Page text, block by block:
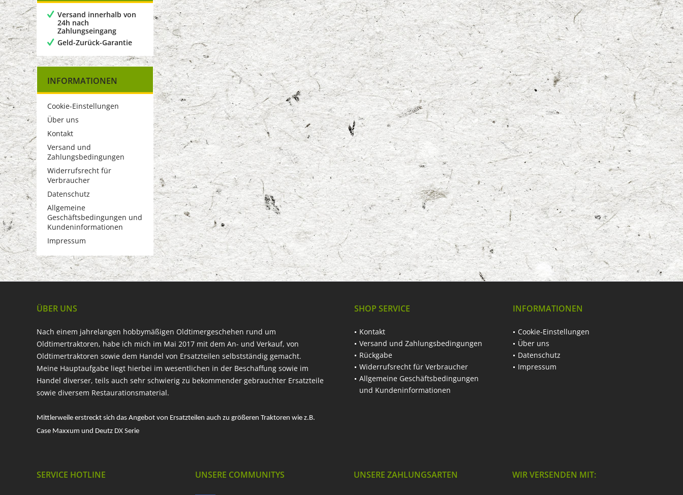
Versand innerhalb von
24h nach
Zahlungseingang
Geld-Zurück-Garantie
INFORMATIONEN
Cookie-Einstellungen
Über uns
Kontakt
Versand und
Zahlungsbedingungen
Widerrufsrecht für
Verbraucher
Datenschutz
Allgemeine
Geschäftsbedingungen und
Kundeninformationen
Impressum
ÜBER UNS
Nach einem jahrelangen hobbymäßigen Oldtimergeschehen rund um
Oldtimertraktoren, habe ich mich im Mai 2017 mit dem An- und Verkauf, von
Oldtimertraktoren sowie dem Handel von Ersatzteilen selbstständig gemacht.
Meine Hauptaufgabe liegt hierbei im wesentlichen in der Beschaffung sowie im
Handel diverser, teils auch sehr schwierig zu bekommender gebrauchter Ersatzteile
sowie diversem Restaurationsmaterial.
Mittlerweile erstreckt sich das Angebot von Ersatzteilen auch zu größeren Traktoren wie z.B.
Case Maxxum und Deutz DX Serie
SHOP SERVICE
Kontakt
Versand und Zahlungsbedingungen
Rückgabe
Widerrufsrecht für Verbraucher
Allgemeine Geschäftsbedingungen
und Kundeninformationen
INFORMATIONEN
Cookie-Einstellungen
Über uns
Datenschutz
Impressum
SERVICE HOTLINE UNSERE COMMUNITYS UNSERE ZAHLUNGSARTEN WIR VERSENDEN MIT: